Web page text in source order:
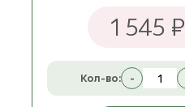
1 545 ₽
Кол-во: -